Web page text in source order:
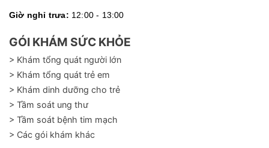
Giờ nghỉ trưa: 12:00 - 13:00
GÓI KHÁM SỨC KHỎE
> Khám tổng quát người lớn
> Khám tổng quát trẻ em
> Khám dinh dưỡng cho trẻ
> Tầm soát ung thư
> Tầm soát bệnh tim mạch
> Các gói khám khác